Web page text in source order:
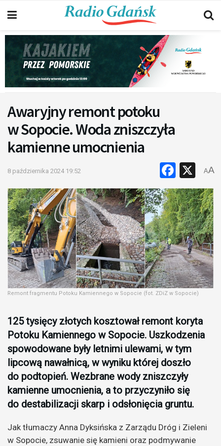
Awaryjny remont potoku
w Sopocie. Woda zniszczyła
kamienne umocnienia
8 października 2024 19:52 X
AA
Remont fragmentu Potoku Kamiennego w Sopocie (fot. ZDiZ w Sopocie)
125 tysięcy złotych kosztował remont koryta
Potoku Kamiennego w Sopocie. Uszkodzenia
spowodowane były letnimi ulewami, w tym
lipcową nawałnicą, w wyniku której doszło
do podtopień. Wezbrane wody zniszczyły
kamienne umocnienia, a to przyczyniło się
do destabilizacji skarp i odsłonięcia gruntu.
Jak tłumaczy Anna Dyksińska z Zarządu Dróg i Zieleni
w Sopocie, zsuwanie się kamieni oraz podmywanie